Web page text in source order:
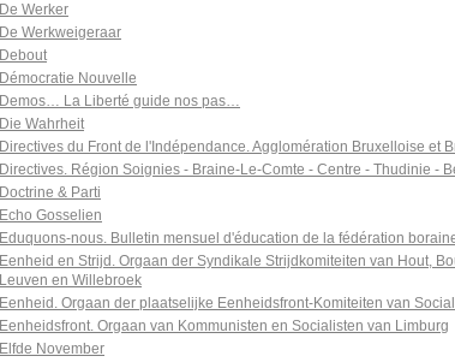
De Werker
De Werkweigeraar
Debout
Démocratie Nouvelle
Demos… La Liberté guide nos pas…
Die Wahrheit
Directives du Front de l'Indépendance. Agglomération Bruxelloise et
Directives. Région Soignies - Braine-Le-Comte - Centre - Thudinie -
Doctrine & Parti
Echo Gosselien
Eduquons-nous. Bulletin mensuel d'éducation de la fédération
Eenheid en Strijd. Orgaan der Syndikale Strijdkomiteiten van Hout,
Leuven en Willebroek
Eenheid. Orgaan der plaatselijke Eenheidsfront-Komiteiten van
Eenheidsfront. Orgaan van Kommunisten en Socialisten van Limburg
Elfde November